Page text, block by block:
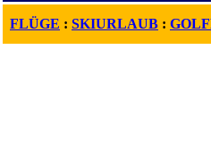
FLÜGE : SKIURLAUB :